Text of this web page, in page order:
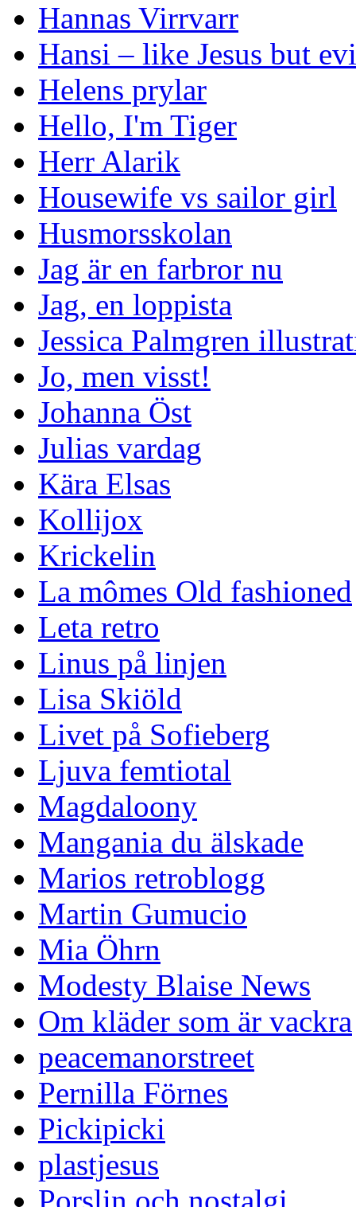
Hannas Virrvarr
Hansi – like Jesus but
Helens prylar
Hello, I'm Tiger
Herr Alarik
Housewife vs sailor girl
Husmorsskolan
Jag är en farbror nu
Jag, en loppista
Jessica Palmgren
Jo, men visst!
Johanna Öst
Julias vardag
Kära Elsas
Kollijox
Krickelin
La mômes Old fashioned
Leta retro
Linus på linjen
Lisa Skiöld
Livet på Sofieberg
Ljuva femtiotal
Magdaloony
Mangania du älskade
Marios retroblogg
Martin Gumucio
Mia Öhrn
Modesty Blaise News
Om kläder som är vackra
peacemanorstreet
Pernilla Förnes
Pickipicki
plastjesus